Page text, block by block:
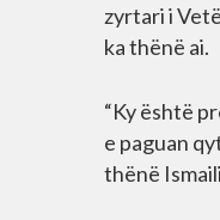
zyrtari i
ka thënë ai.
“Ky është
e paguan
thënë